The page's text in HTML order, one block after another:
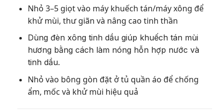
Nhỏ 3–5 giọt vào máy khuếch tán/máy xông để
khử mùi, thư giãn và nâng cao tinh thần
Dùng đèn xông tinh dầu giúp khuếch tán mùi
hương bằng cách làm nóng hỗn hợp nước và
tinh dầu.
Nhỏ vào bông gòn đặt ở tủ quần áo để chống
ẩm, mốc và khử mùi hiệu quả